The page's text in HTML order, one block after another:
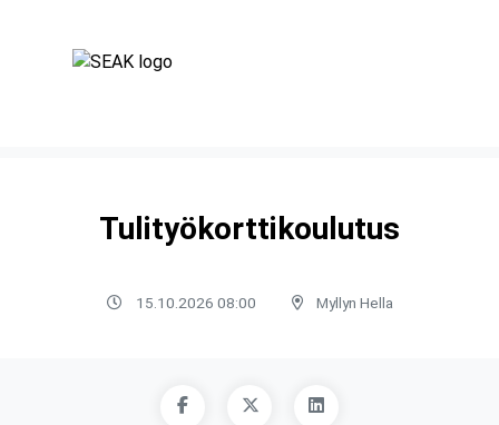
Tulityökorttikoulutus
15.10.2026 08:00 Myllyn Hella